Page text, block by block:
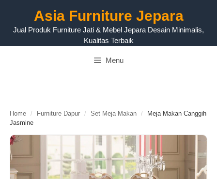
Asia Furniture Jepara
Jual Produk Furniture Jati & Mebel Jepara Desain Minimalis,
Kualitas Terbaik
Menu
Home / Furniture Dapur / Set Meja Makan /
Meja Makan Canggih
Jasmine